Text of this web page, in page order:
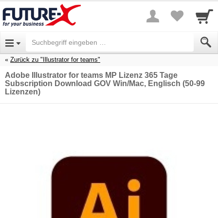
Zurück zu "Illustrator for teams"
Adobe Illustrator for teams MP Lizenz 365 Tage
Subscription Download GOV Win/Mac, Englisch (50-99
Lizenzen)